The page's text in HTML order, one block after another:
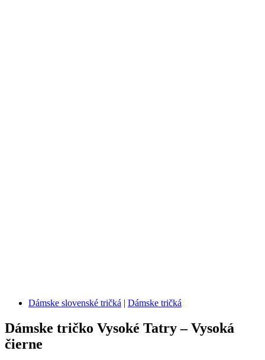
Dámske slovenské tričká | Dámske tričká
Dámske tričko Vysoké Tatry – Vysoká
čierne